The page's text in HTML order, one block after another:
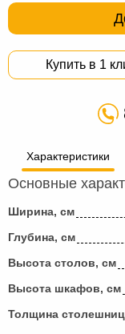
ротанга
мебель
Косметологическое
оборудование
Купить в 1
Характеристики
Основные
Ширина, см
Глубина, см
Высота столов, см
Высота шкафов, см
Толщина